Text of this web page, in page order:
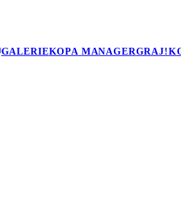
GALERIEKOPA MANAGERGRAJ!